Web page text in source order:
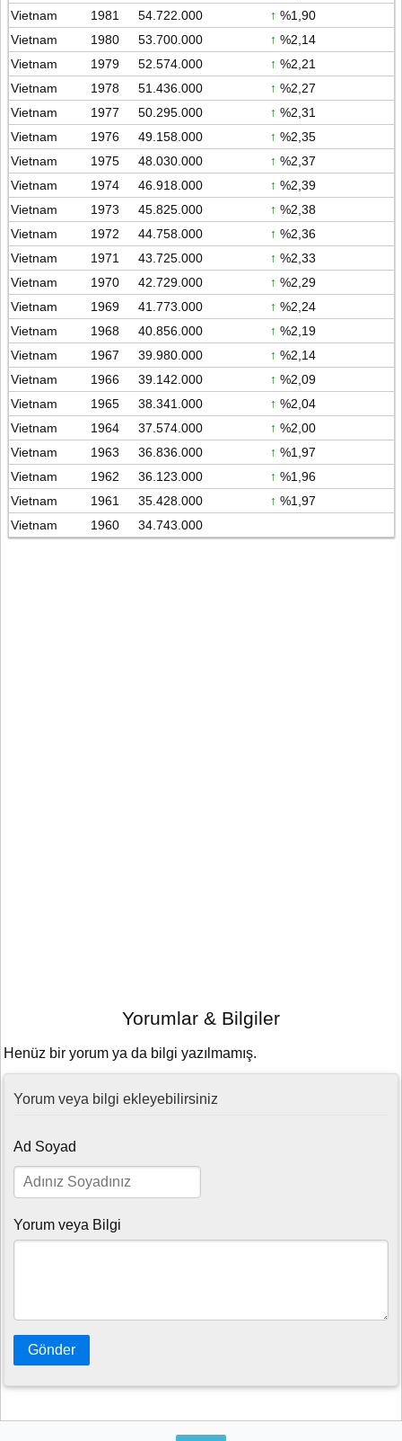
Vietnam
1981 54.722.000 ↑ %1,90
Vietnam
1980 53.700.000 ↑ %2,14
Vietnam
1979 52.574.000 ↑ %2,21
Vietnam
1978 51.436.000 ↑ %2,27
Vietnam
1977 50.295.000 ↑ %2,31
Vietnam
1976 49.158.000 ↑ %2,35
Vietnam
1975 48.030.000 ↑ %2,37
Vietnam
1974 46.918.000 ↑ %2,39
Vietnam
1973 45.825.000 ↑ %2,38
Vietnam
1972 44.758.000 ↑ %2,36
Vietnam
1971 43.725.000 ↑ %2,33
Vietnam
1970 42.729.000 ↑ %2,29
Vietnam
1969 41.773.000 ↑ %2,24
Vietnam
1968 40.856.000 ↑ %2,19
Vietnam
1967 39.980.000 ↑ %2,14
Vietnam
1966 39.142.000 ↑ %2,09
Vietnam
1965 38.341.000 ↑ %2,04
Vietnam
1964 37.574.000 ↑ %2,00
Vietnam
1963 36.836.000 ↑ %1,97
Vietnam
1962 36.123.000 ↑ %1,96
Vietnam
1961 35.428.000 ↑ %1,97
Vietnam
1960 34.743.000
Yorumlar & Bilgiler
Henüz bir yorum ya da bilgi yazılmamış.
Yorum veya bilgi ekleyebilirsiniz
Ad Soyad
Yorum veya Bilgi
Gönder